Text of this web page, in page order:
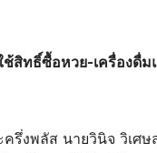
สิทธิ์ซื้อหวย-เครื่องดื่
รึ่งพลัส นายวินิจ วิเศ